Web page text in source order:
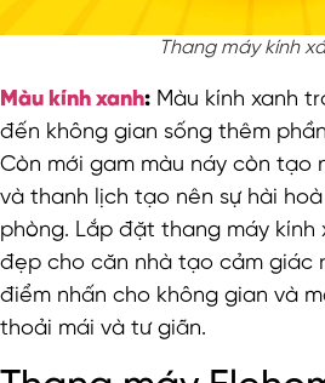
Thang máy kính
Màu kính xanh: Màu kính xanh
đến không gian sống thêm
Còn mới gam màu náy còn tạo
và thanh lịch tạo nên sự hài
phòng. Lắp đặt thang máy kính
đẹp cho căn nhà tạo cảm giác
điểm nhấn cho không gian và
thoải mái và tư giãn.